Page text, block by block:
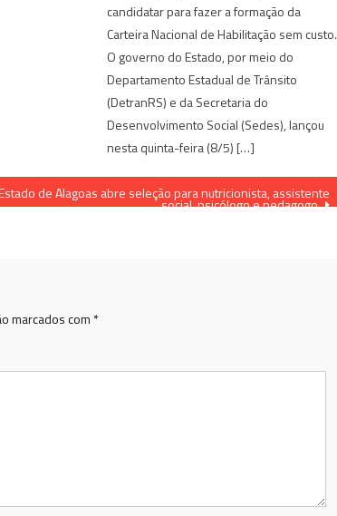
candidatar para fazer a formação da
Carteira Nacional de Habilitação sem custo.
O governo do Estado, por meio do
Departamento Estadual de Trânsito
(DetranRS) e da Secretaria do
Desenvolvimento Social (Sedes), lançou
nesta quinta-feira (8/5) […]
de Alagoas abre seleção para nutricionista, assistente
social, psicólogo e pedagogo.
marcados com *